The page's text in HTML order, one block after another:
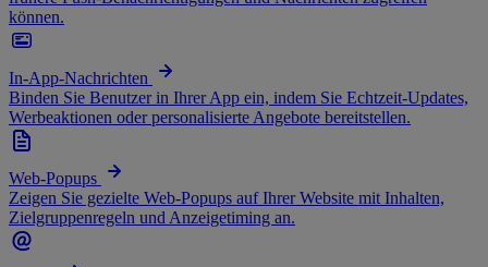
können.
In-App-Nachrichten
Binden Sie Benutzer in Ihrer App ein, indem Sie Echtzeit-Updates,
Werbeaktionen oder personalisierte Angebote bereitstellen.
Web-Popups
Zeigen Sie gezielte Web-Popups auf Ihrer Website mit Inhalten,
Zielgruppenregeln und Anzeigetiming an.